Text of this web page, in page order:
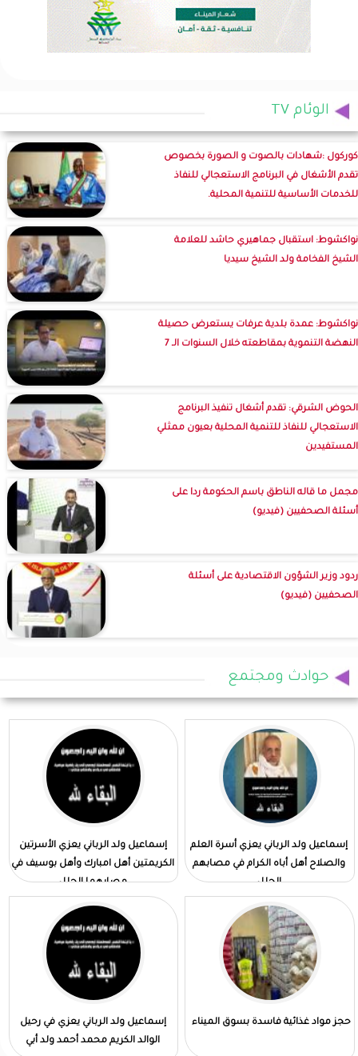
الوئام TV
كوركول :شهادات بالصوت و الصورة بخصوص
تقدم الأشغال في البرنامج الاستعجالي للنفاذ
للخدمات الأساسية للتنمية المحلية.
نواكشوط: استقبال جماهيري حاشد للعلامة
الشيخ الفخامة ولد الشيخ سيديا
نواكشوط: عمدة بلدية عرفات يستعرض حصيلة
النهضة التنموية بمقاطعته خلال السنوات الـ 7
الحوض الشرقي: تقدم أشغال تنفيذ البرنامج
الاستعجالي للنفاذ للتنمية المحلية بعيون ممثلي
المستفيدين
مجمل ما قاله الناطق باسم الحكومة ردا على
أسئلة الصحفيين (فيديو)
ردود وزير الشؤون الاقتصادية على أسئلة
الصحفيين (فيديو)
حوادث ومجتمع
إسماعيل ولد الرباني يعزي أسرة العلم
والصلاح أهل أباه الكرام في مصابهم
الجلل
إسماعيل ولد الرباني يعزي الأسرتين
الكريمتين أهل امبارك وأهل بوسيف في
مصابهما الجلل
حجز مواد غذائية فاسدة بسوق الميناء
إسماعيل ولد الرباني يعزي في رحيل
الوالد الكريم محمد أحمد ولد أبي